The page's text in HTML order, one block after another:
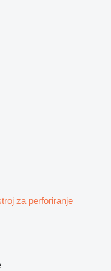
za perforiranje